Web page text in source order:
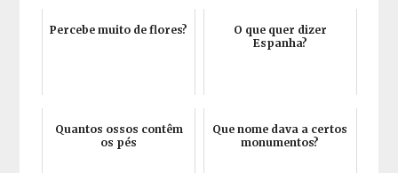
Percebe muito de flores?
O que quer dizer
Espanha?
Quantos ossos contêm
os pés
Que nome dava a certos
monumentos?